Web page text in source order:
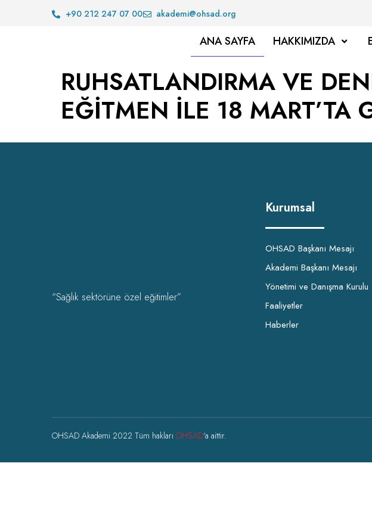
+90 212 247 07 00 akademi@ohsad.org
ANA SAYFA HAKKIMIZDA
RUHSATLANDIRMA VE
EĞİTMEN İLE 18 MART’TA
“Sağlık sektörüne özel eğitimler”
Kurumsal
OHSAD Başkanı Mesajı
Akademi Başkanı Mesajı
Yönetimi ve Danışma Kurulu
Faaliyetler
Haberler
OHSAD Akademi 2022 Tüm hakları OHSAD‘a aittir.